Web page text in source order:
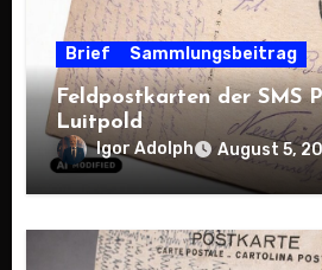
Brief Sammlungsbeitrag
Feldpostkarten der SMS
Luitpold
Igor Adolph August 5,